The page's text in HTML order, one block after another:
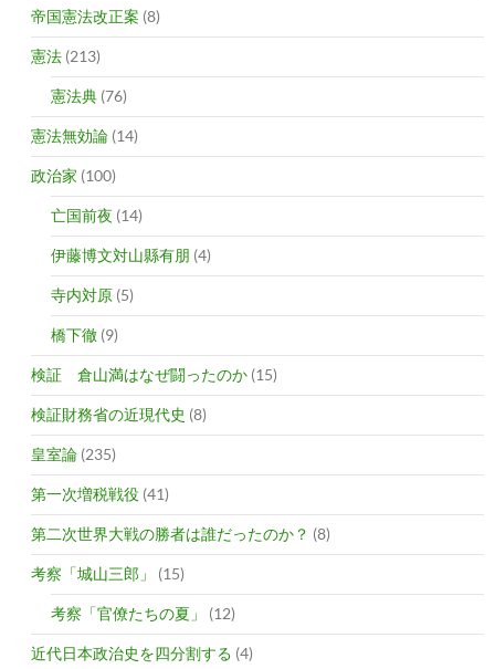
帝国憲法改正案 (8)
憲法 (213)
憲法典 (76)
憲法無効論 (14)
政治家 (100)
亡国前夜 (14)
伊藤博文対山縣有朋 (4)
寺内対原 (5)
橋下徹 (9)
検証 倉山満はなぜ闘ったのか (15)
検証財務省の近現代史 (8)
皇室論 (235)
第一次増税戦役 (41)
第二次世界大戦の勝者は誰だったのか？ (8)
考察「城山三郎」 (15)
考察「官僚たちの夏」 (12)
近代日本政治史を四分割する (4)